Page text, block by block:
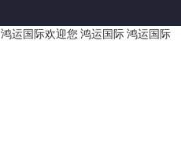
鸿运国际欢迎您 鸿运国际鸿运国际